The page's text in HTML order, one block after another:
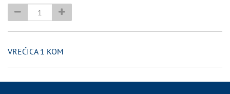
VREĆICA 1 KOM